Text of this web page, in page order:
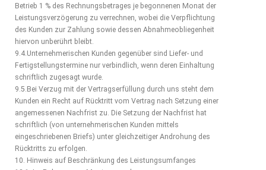
Betrieb 1 % des Rechnungsbetrages je begonnenen Monat der
Leistungsverzögerung zu verrechnen, wobei die Verpflichtung
des Kunden zur Zahlung sowie dessen Abnahmeobliegenheit
hiervon unberührt bleibt.
9.4.Unternehmerischen Kunden gegenüber sind Liefer- und
Fertigstellungstermine nur verbindlich, wenn deren Einhaltung
schriftlich zugesagt wurde.
9.5.Bei Verzug mit der Vertragserfüllung durch uns steht dem
Kunden ein Recht auf Rücktritt vom Vertrag nach Setzung einer
angemessenen Nachfrist zu. Die Setzung der Nachfrist hat
schriftlich (von unternehmerischen Kunden mittels
eingeschriebenen Briefs) unter gleichzeitiger Androhung des
Rücktritts zu erfolgen.
10. Hinweis auf Beschränkung des Leistungsumfanges